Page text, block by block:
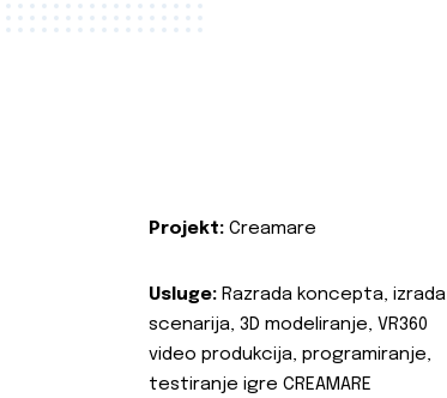
Projekt: Creamare
Usluge: Razrada koncepta, izrada
scenarija, 3D modeliranje, VR360
video produkcija, programiranje,
testiranje igre CREAMARE